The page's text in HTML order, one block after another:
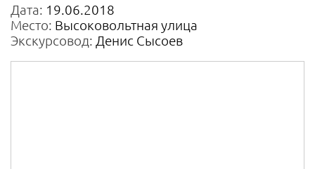
Дата: 19.06.2018
Место: Высоковольтная улица
Экскурсовод: Денис Сысоев